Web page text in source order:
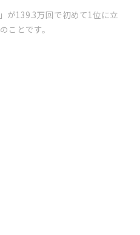
が139.3万回で初めて1位に立
ことです。